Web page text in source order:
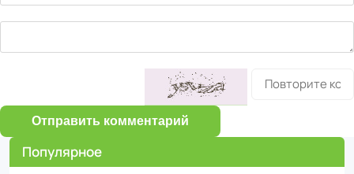
Отправить комментарий
Популярное